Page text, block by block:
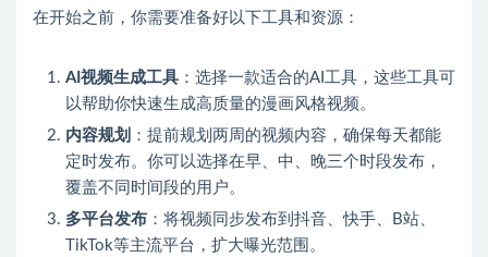
在开始之前，你需要准备好以下工具和资源：
AI视频生成工具 ：选择一款适合的AI工具，这些工具可
以帮助你快速生成高质量的漫画风格视频。
内容规划 ：提前规划两周的视频内容，确保每天都能
定时发布。你可以选择在早、中、晚三个时段发布，
覆盖不同时间段的用户。
多平台发布 ：将视频同步发布到抖音、快手、B站、
TikTok等主流平台，扩大曝光范围。